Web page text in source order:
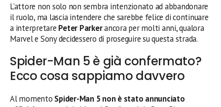
L’attore non solo non sembra intenzionato ad abbandonare
il ruolo, ma lascia intendere che sarebbe felice di continuare
a interpretare Peter Parkerancora per molti anni, qualora
Marvel e Sony decidessero di proseguire su questa strada.
Spider-Man 5 è già confermato?
Ecco cosa sappiamo davvero
Al momento Spider-Man 5 non è stato annunciato